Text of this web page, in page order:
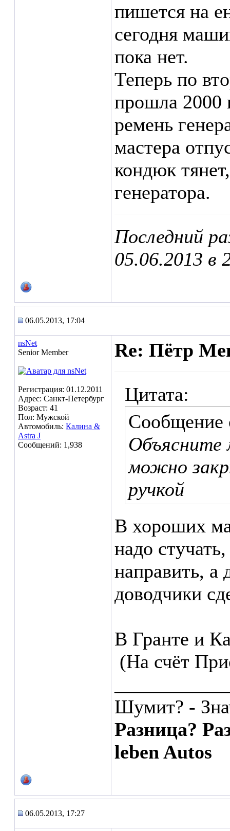
пишется на
сегодня
пока нет.
Теперь по
прошла 2000
ремень
мастера
кондюк
генератора.
Последний
05.06.2013 в
06.05.2013, 17:04
nsNet
Senior Member
Регистрация: 01.12.2011
Адрес: Санкт-Петербург
Возраст: 41
Пол: Мужской
Автомобиль: Калина &
Astra J
Сообщений: 1,938
Re: Пётр
Цитата:
Сообщение
Объясните
можно
ручкой
В хороших
надо
направить, а
доводчики
В Гранте и
(На счёт
Шумит? -
Разница?
leben Autos
06.05.2013, 17:27